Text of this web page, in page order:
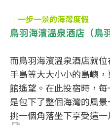
│一步一景的海灣度假
鳥羽海濱溫泉酒店（鳥
而鳥羽海濱溫泉酒店就
手島等大大小小的島嶼
館遙望。在此投宿時，
是包下了整個海灣的風
挑一個角落坐下享受這一